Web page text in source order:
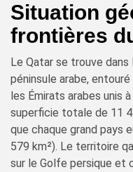
Situation
frontières
Le Qatar se trouve
péninsule arabe,
les Émirats arabes unis
superficie totale de 11
que chaque grand pays
579 km²). Le territoire
sur le Golfe persique et